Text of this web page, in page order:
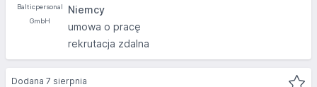
Niemcy
umowa o pracę
rekrutacja zdalna
Dodana 7 sierpnia